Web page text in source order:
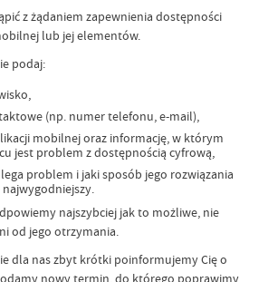
z żądaniem zapewnienia dostępności
lub jej elementów.
podaj:
(np. numer telefonu, e-mail),
mobilnej oraz informację, w którym
jest problem z dostępnością cyfrową,
problem i jaki sposób jego rozwiązania
najwygodniejszy.
najszybciej jak to możliwe, nie
od jego otrzymania.
dla nas zbyt krótki poinformujemy Cię o
nowy termin, do którego poprawimy